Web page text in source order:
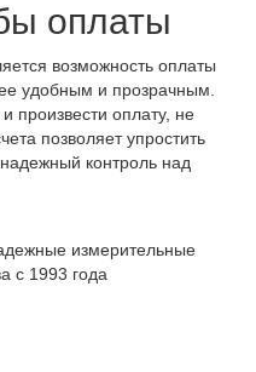
оплаты
возможность оплаты
удобным и прозрачным.
произвести оплату, не
позволяет упростить
надежный контроль над
измерительные
c 1993 года